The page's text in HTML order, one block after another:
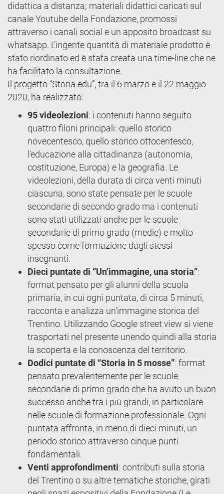
didattica a distanza; materiali didattici caricati sul
canale Youtube della Fondazione, promossi
attraverso i canali social e un apposito broadcast su
whatsapp. L'ingente quantità di materiale prodotto è
stato riordinato ed è stata creata una time-line che ne
ha facilitato la consultazione.
Il progetto “Storia.edu”, tra il 6 marzo e il 22 maggio
2020, ha realizzato:
95 videolezioni: i contenuti hanno seguito
quattro filoni principali: quello storico
novecentesco, quello storico ottocentesco,
l'educazione alla cittadinanza (autonomia,
costituzione, Europa) e la geografia. Le
videolezioni, della durata di circa venti minuti
ciascuna, sono state pensate per le scuole
secondarie di secondo grado ma i contenuti
sono stati utilizzati anche per le scuole
secondarie di primo grado (medie) e molto
spesso come formazione dagli stessi
insegnanti.
Dieci puntate di “Un’immagine, una storia”:
format pensato per gli alunni della scuola
primaria, in cui ogni puntata, di circa 5 minuti,
racconta e analizza un'immagine storica del
Trentino. Utilizzando Google street view si viene
trasportati nel presente unendo quindi alla storia
la scoperta e la conoscenza del territorio.
Dodici puntate di “Storia in 5 mosse”: format
pensato prevalentemente per le scuole
secondarie di primo grado che ha avuto un buon
successo anche tra i più grandi, in particolare
nelle scuole di formazione professionale. Ogni
puntata affronta, in meno di dieci minuti, un
periodo storico attraverso cinque punti
fondamentali.
Venti approfondimenti: contributi sulla storia
del Trentino o su altre tematiche storiche, girati